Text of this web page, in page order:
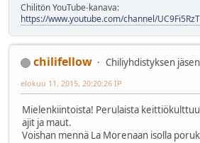
Chilitön YouTube-kanava:
https://www.youtube.com/channel/
chilifellow
Chiliyhdistyksen jäsen
elokuu 11, 2015, 20:20:26 IP
Mielenkiintoista! Perulaista
ajit ja maut.
Voishan mennä La Morenaan isolla